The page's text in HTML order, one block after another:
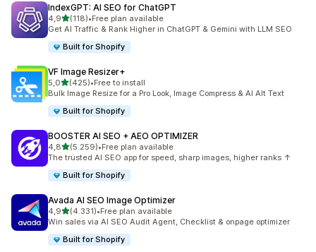
IndexGPT: AI SEO for ChatGPT
4,95 yıldız üzerinden
(118)
toplam 118 değerlendirme
•Free plan available
Get AI Traffic & Rank Higher in ChatGPT & Gemini with LLM SEO
Built for Shopify
VF Image Resizer+
5,05 yıldız üzerinden
(425)
toplam 425 değerlendirme
•Free to install
Bulk Image Resize for a Pro Look, Image Compress & AI Alt Text
Built for Shopify
BOOSTER AI SEO + AEO OPTIMIZER
4,85 yıldız üzerinden
(5.259)
toplam 5259 değerlendirme
•Free plan available
The trusted AI SEO app for speed, sharp images, higher ranks ↑
Built for Shopify
Avada AI SEO Image Optimizer
4,95 yıldız üzerinden
(4.331)
toplam 4331 değerlendirme
•Free plan available
Win sales via AI SEO Audit Agent, Checklist & onpage optimizer
Built for Shopify